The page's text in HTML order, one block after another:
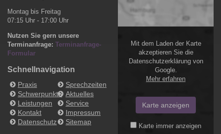
Montag bis Freitag
07:15 Uhr - 17:00 Uhr
Nutzen Sie gern unsere
Terminanfrage: Terminanfrage-
Formular
Schnellnavigation
Praxis
Sprechzeiten
Schwerpunkte Aktuelles
Leistungen
Service
Kontakt
Impressum
Datenschutz
Sitemap
Mit dem Laden der Karte
akzeptieren Sie die
Datenschutzerklärung von
Google.
Mehr erfahren
Karte anzeigen
Karte immer anzeigen